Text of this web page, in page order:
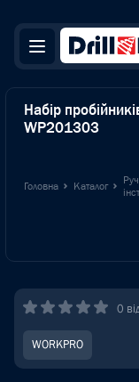
Набір
WP201303
Головна Каталог
0
WORKPRO